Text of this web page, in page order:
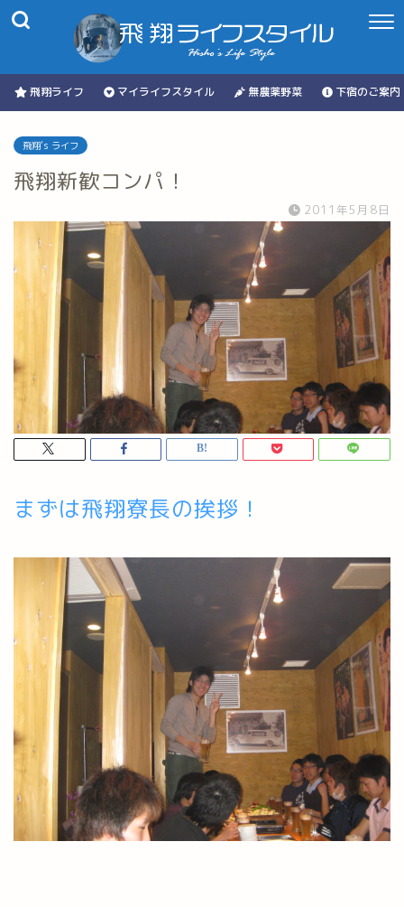
飛翔ライフ マイライフスタイル 無農薬野菜 下宿のご案内
飛翔's ライフ
飛翔新歓コンパ！
2011年5月8日
まずは飛翔寮長の挨拶！